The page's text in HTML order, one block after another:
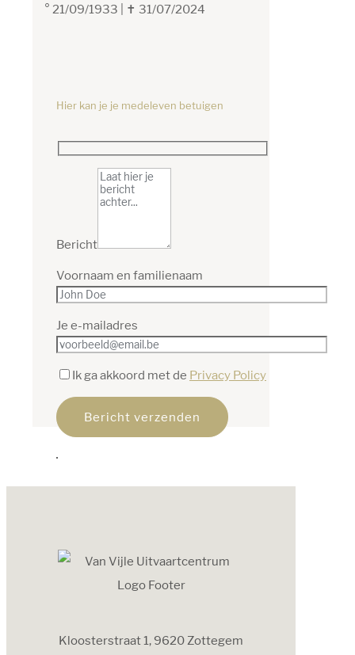
° 21/09/1933 ✝ 31/07/2024
Hier kan je je medeleven betuigen
Bericht
Voornaam en familienaam
Je e-mailadres
Ik ga akkoord met de Privacy Policy
Kloosterstraat 1, 9620 Zottegem